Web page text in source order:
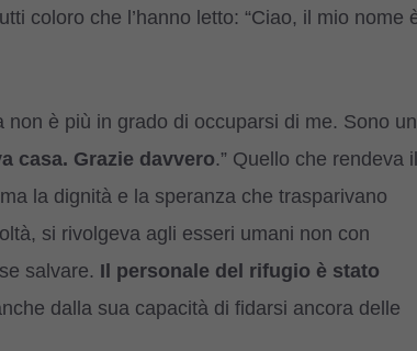
coloro che l’hanno letto: “Ciao, il mio nome
è più in grado di occuparsi di me. Sono un
casa. Grazie davvero.” Quello che rendeva il
la dignità e la speranza che trasparivano
si rivolgeva agli esseri umani non con
salvare. Il personale del rifugio è stato
dalla sua capacità di fidarsi ancora delle